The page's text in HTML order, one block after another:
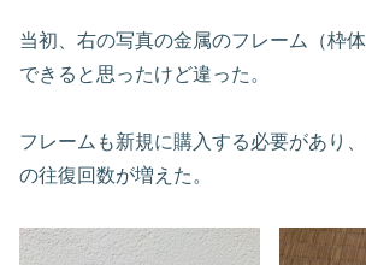
当初、右の写真の金属のフレーム（枠
できると思ったけど違った。
フレームも新規に購入する必要があり
の往復回数が増えた。